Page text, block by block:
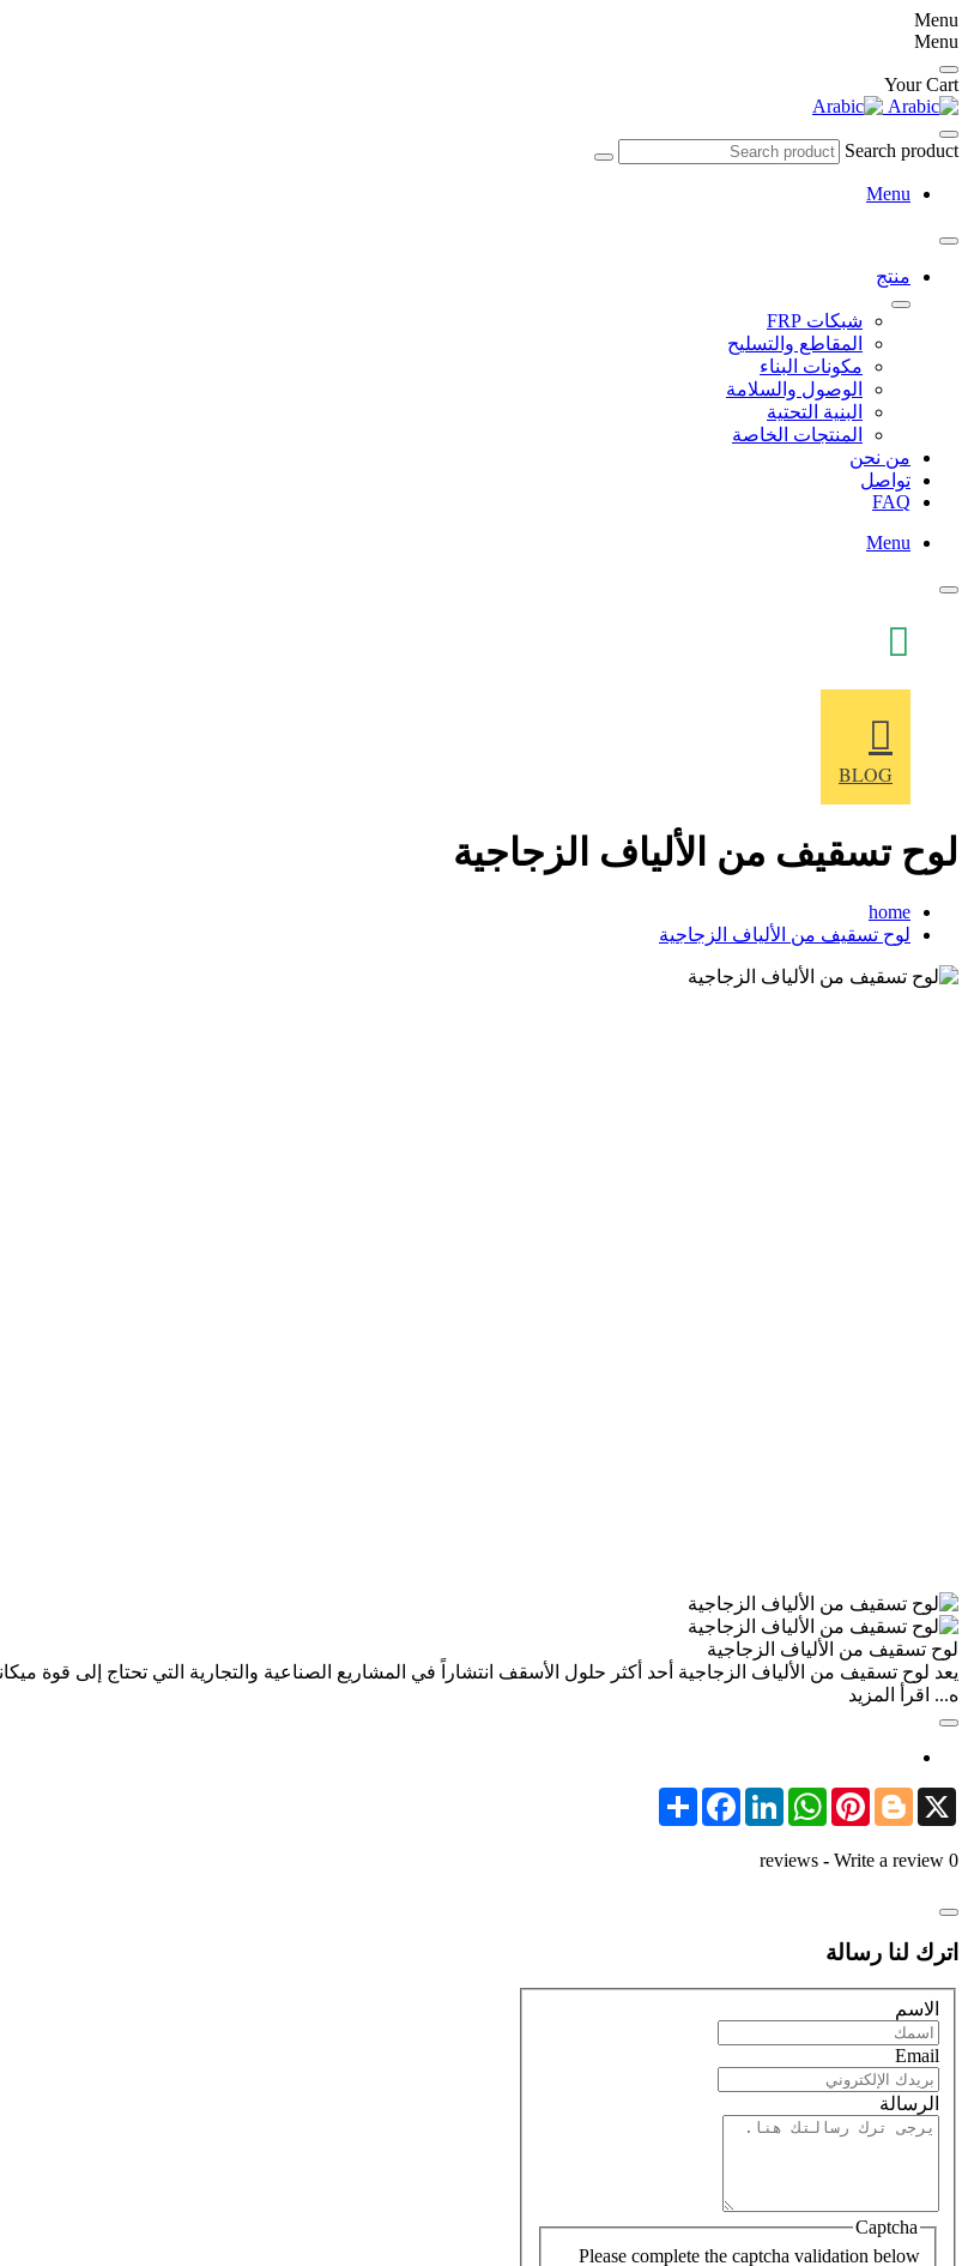
Menu
Menu
Your Cart
Search product
Menu
منتج
شبكات FRP
المقاطع والتسليح
مكونات البناء
الوصول والسلامة
البنية التحتية
المنتجات الخاصة
من نحن
تواصل
FAQ
Menu
BLOG
لوح تسقيف من الألياف الزجاجية
home
لوح تسقيف من الألياف الزجاجية
لوح تسقيف من الألياف الزجاجية
يعد لوح تسقيف من الألياف الزجاجية أحد أكثر حلول الأسقف انتشاراً في المشاريع الصناعية والتجارية التي تحتاج إلى قوة
ه... اقرأ المزيد
ShareFacebookLinkedIn
WhatsAppPinterestBlogger X
0 reviews
- Write a review
اترك لنا رسالة
الاسم
Email
الرسالة
Captcha
Please complete the captcha validation below